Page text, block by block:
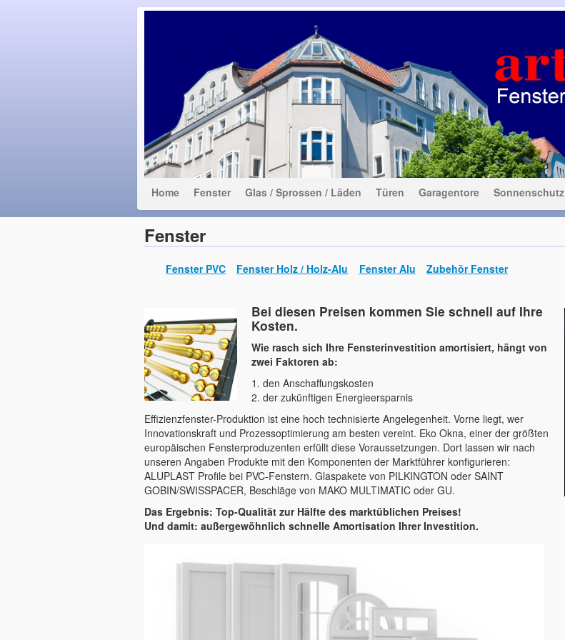
Fenster und Fassadenelemente
Home Fenster Glas / Sprossen / Läden Türen Garagentore Sonnenschutz
Fenster
Fenster PVC Fenster Holz / Holz-Alu Fenster Alu Zubehör Fenster
Bei diesen Preisen kommen Sie schnell auf Ihre
Kosten.
Wie rasch sich Ihre Fensterinvestition amortisiert, hängt von
zwei Faktoren ab:
1. den Anschaffungskosten
2. der zukünftigen Energieersparnis
Effizienzfenster-Produktion ist eine hoch technisierte Angelegenheit. Vorne liegt, wer
Innovationskraft und Prozessoptimierung am besten vereint. Eko Okna, einer der größten
europäischen Fensterproduzenten erfüllt diese Voraussetzungen. Dort lassen wir nach
unseren Angaben Produkte mit den Komponenten der Marktführer konfigurieren:
ALUPLAST Profile bei PVC-Fenstern. Glaspakete von PILKINGTON oder SAINT
GOBIN/SWISSPACER, Beschläge von MAKO MULTIMATIC oder GU.
Das Ergebnis: Top-Qualität zur Hälfte des marktüblichen Preises!
Und damit: außergewöhnlich schnelle Amortisation Ihrer Investition.